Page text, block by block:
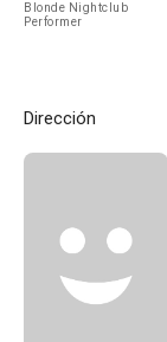
Blonde Nightclub
Performer
Dirección